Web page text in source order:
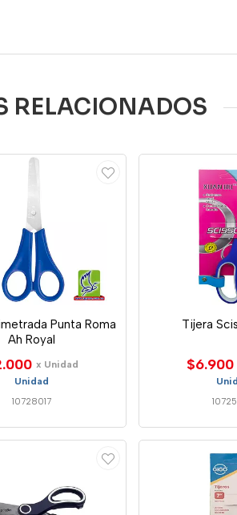
RELACIONADOS
Punta Roma
Ah Royal
x Unidad
Unidad
10728017
Tijera
$6.900